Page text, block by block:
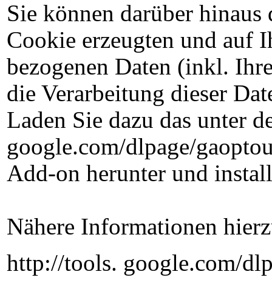
Sie können darüber
Cookie erzeugten und auf
bezogenen Daten (inkl.
die Verarbeitung dieser
Laden Sie dazu das unter
google.com/dlpage/
Add-on herunter und
Nähere Informationen
http://tools. google.com/